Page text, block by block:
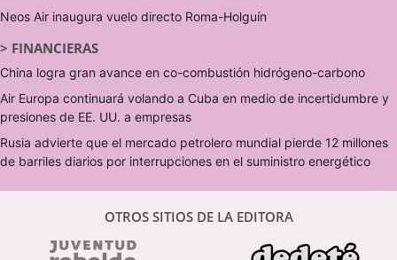
Neos Air inaugura vuelo directo Roma-Holguín
> FINANCIERAS
China logra gran avance en co-combustión hidrógeno-carbono
Air Europa continuará volando a Cuba en medio de incertidumbre y
presiones de EE. UU. a empresas
Rusia advierte que el mercado petrolero mundial pierde 12 millones
de barriles diarios por interrupciones en el suministro energético
OTROS SITIOS DE LA EDITORA